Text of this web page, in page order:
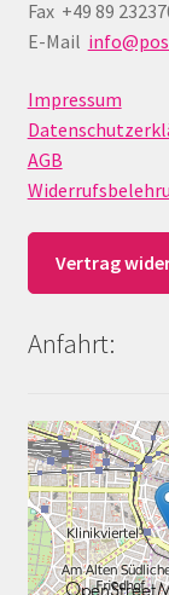
Fax +49 89
E-Mail
Impressum
AGB
Vertrag
Anfahrt: